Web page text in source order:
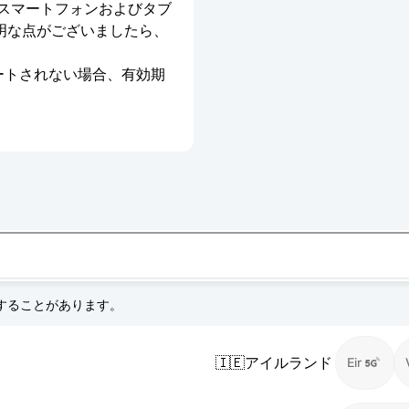
マートフォンおよびタブ
点がございましたら、
されない場合、有効期
ことがあります。
🇮🇪アイルランド Eir